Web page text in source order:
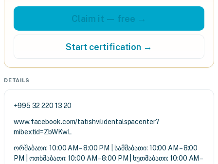
Claim it — free →
Start certification →
DETAILS
+995 32 220 13 20
www.facebook.com/tatishvilidentalspacenter?
mibextid=ZbWKwL
ორშაბათი: 10:00 AM – 8:00 PM | სამშაბათი: 10:00 AM – 8:00
PM | ოთხშაბათი: 10:00 AM – 8:00 PM | ხუთშაბათი: 10:00 AM –